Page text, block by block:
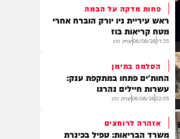
מחדירות ועד הגנה על אסדות הגז:
התרגיל הימי הגדול
18:29
06/08/26יענקי גולדן
ראש עיריית ניו יורק הוברח אחרי
מטח קריאות בוז
11:35
06/08/26יצחק כהן
הסלמה בתימן
החות'ים פתחו במתקפת ענק: